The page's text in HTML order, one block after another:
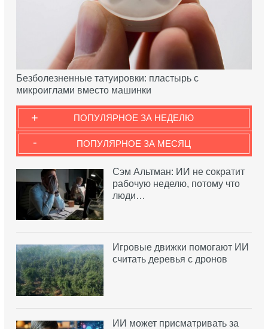
Безболезненные татуировки: пластырь с
микроиглами вместо машинки
ПОПУЛЯРНОЕ ЗА НЕДЕЛЮ
+
ПОПУЛЯРНОЕ ЗА МЕСЯЦ
-
Сэм Альтман: ИИ не сократит
рабочую неделю, потому что
люди…
Игровые движки помогают ИИ
считать деревья с дронов
ИИ может присматривать за